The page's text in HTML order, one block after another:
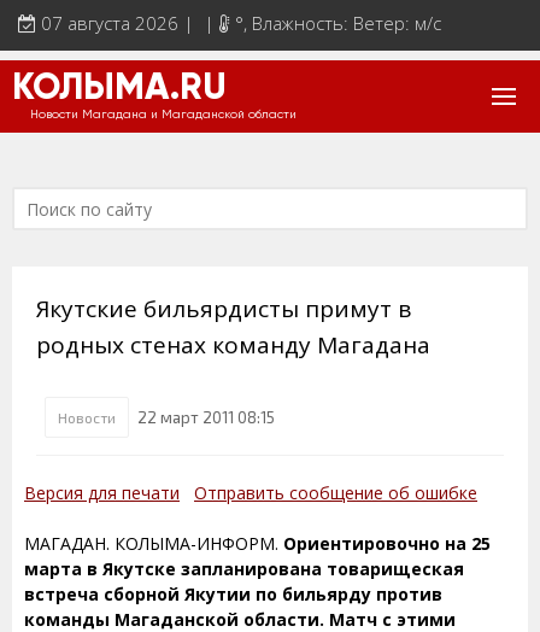
07 августа 2026 | | °, Влажность: Ветер: м/с
КОЛЫМА.RU
Новости Магадана и Магаданской области
Якутские бильярдисты примут в
родных стенах команду Магадана
Новости 22 март 2011 08:15
Версия для печати Отправить сообщение об ошибке
МАГАДАН. КОЛЫМА-ИНФОРМ. Ориентировочно на 25
марта в Якутске запланирована товарищеская
встреча сборной Якутии по бильярду против
команды Магаданской области. Матч с этими